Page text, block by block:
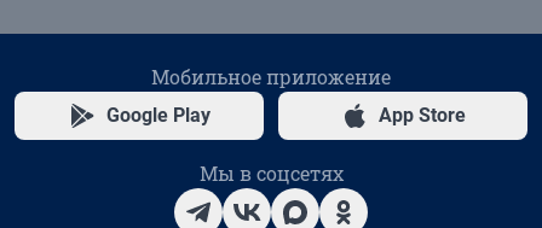
Мобильное приложение
Google Play App Store
Мы в соцсетях